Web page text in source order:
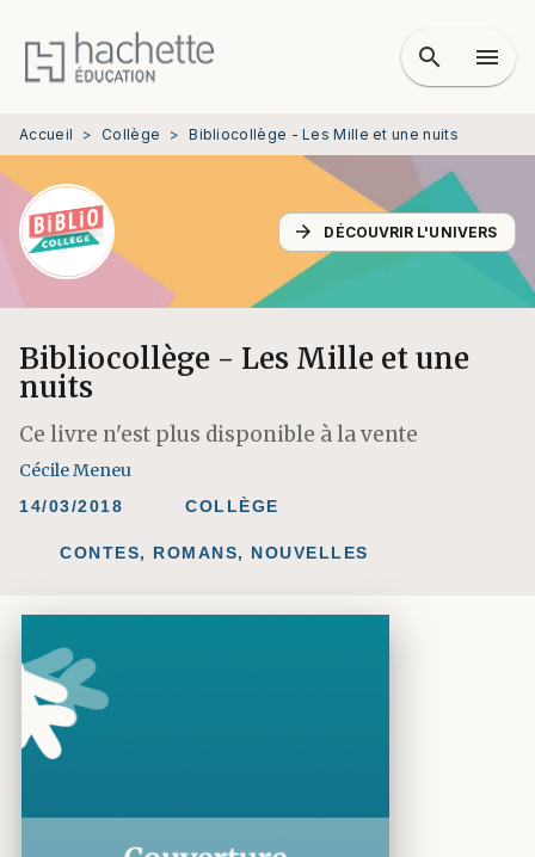
MENU RECHERCHE
PIED DE PAGE
search menu
Accueil > Collège > Bibliocollège - Les Mille et une nuits
arrow_forward DÉCOUVRIR L'UNIVERS
Bibliocollège - Les Mille et une
nuits
Ce livre n'est plus disponible à la vente
Cécile Meneu
14/03/2018 COLLÈGE
CONTES, ROMANS, NOUVELLES